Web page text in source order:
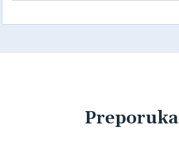
Preporuka